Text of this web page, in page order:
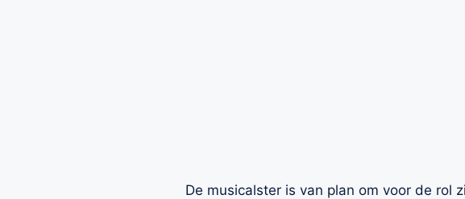
De musicalster is van plan om voor de rol